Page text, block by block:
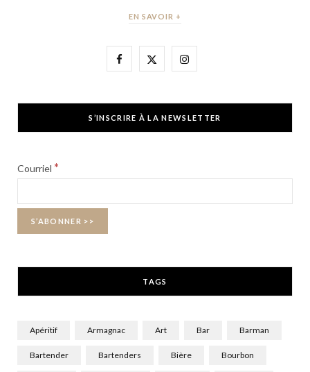
EN SAVOIR +
F
e
X
w
I
t
S’INSCRIRE À LA NEWSLETTER
Courriel *
TAGS
Apéritif Armagnac Art Bar Barman
Bartender Bartenders Bière Bourbon